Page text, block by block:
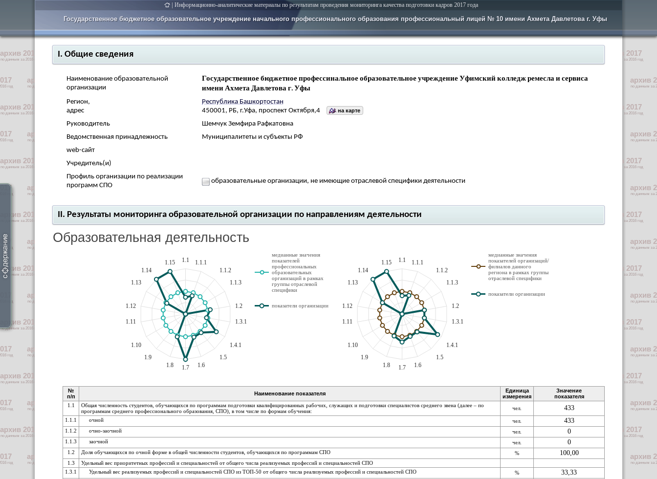
| Информационно-аналитические материалы по результатам проведения мониторинга качества подготовки кадров 2017 года
Государственное бюджетное образовательное учреждение начального профессионального образования профессиональный лицей № 10 имени Ахмета Давлетова г. Уфы
I. Общие сведения
Наименование образовательной
организации
Государственное бюджетное профессинальное образовательное учреждение Уфимский колледж ремесла и сервиса
имени Ахмета Давлетова г. Уфы
Регион,
адрес
Республика Башкортостан
450001, РБ, г.Уфа, проспект Октября,4
на карте
Руководитель
Шемчук Земфира Рафкатовна
Ведомственная принадлежность
Муниципалитеты и субъекты РФ
web-сайт
Учредитель(и)
Профиль организации по реализации
программ СПО
образовательные организации, не имеющие отраслевой специфики деятельности
II. Результаты мониторинга образовательной организации по направлениям деятельности
Образовательная деятельность
1.1
1.1.1
1.1.2
1.1.3
1.2
1.3.1
1.4.1
1.5
1.6
1.7
1.8
1.9
1.10
1.11
1.12
1.13
1.14
1.15
медианные значения
показателей
профессиональных
образовательных
организаций в рамках
группы отраслевой
специфики
показатели организации
1.1
1.1.1
1.1.2
1.1.3
1.2
1.3.1
1.4.1
1.5
1.6
1.7
1.8
1.9
1.10
1.11
1.12
1.13
1.14
1.15
медианные значения
показателей организаций/
филиалов данного
региона в рамках группы
отраслевой специфики
показатели организации
№
п/п
Наименование показателя
Единица
измерения
Значение
показателя
1.1
Общая численность студентов, обучающихся по программам подготовки квалифицированных рабочих, служащих и подготовки специалистов среднего звена (далее – по
программам среднего профессионального образования, СПО), в том числе по формам обучения:
чел. 433
1.1.1 очной чел. 433
1.1.2 очно-заочной чел. 0
1.1.3 заочной чел. 0
1.2 Доля обучающихся по очной форме в общей численности студентов, обучающихся по программам СПО % 100,00
1.3
Удельный вес приоритетных профессий и специальностей от общего числа реализуемых профессий и специальностей СПО
1.3.1
Удельный вес реализуемых профессий и специальностей СПО из ТОП-50 от общего числа реализуемых профессий и специальностей СПО % 33,33